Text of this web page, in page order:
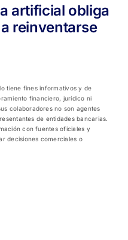
artificial obliga
reinventarse
tiene fines informativos y de
financiero, jurídico ni
colaboradores no son agentes
de entidades bancarias.
con fuentes oficiales y
decisiones comerciales o